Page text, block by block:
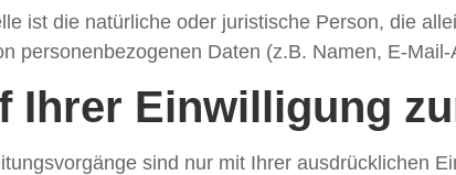
ist die natürliche oder juristische Person, die
personenbezogenen Daten (z.B. Namen, E-
Ihrer Einwilligung
sind nur mit Ihrer ausdrücklichen